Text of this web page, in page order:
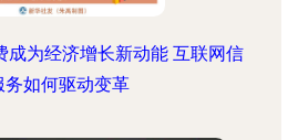
成为经济增长新动能 互联网信
务如何驱动变革